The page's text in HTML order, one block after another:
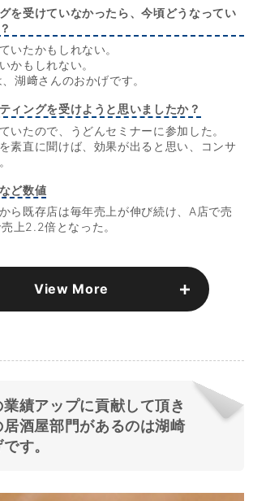
を受けていなかったら、今頃どうなってい
いたかもしれない。
かもしれない。
湖﨑さんのおかげです。
ィングを受けようと思いましたか？
いたので、うどんセミナーに参加した。
素直に聞けば、効果が出ると思い、コンサ
ど数値
ら既存店は毎年売上が伸び続け、A店で売
上2.2倍となった。
View More
績アップに貢献して頂き
居酒屋部門があるのは湖崎
す。